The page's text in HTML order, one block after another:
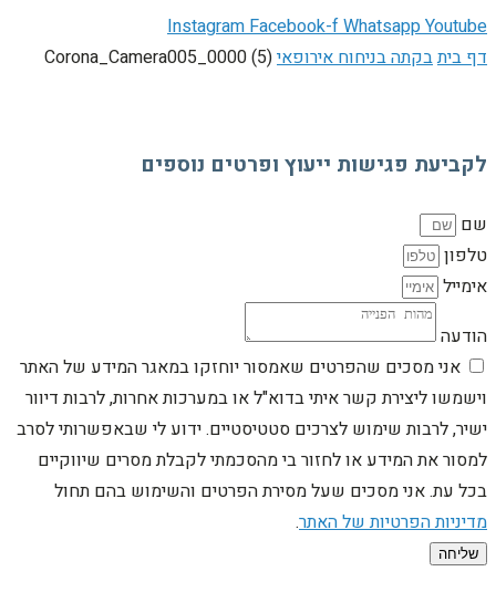
InstagramFacebook-fWhatsappYoutube
דף ביתבקתה בניחוח אירופאיCorona_Camera005_0000 (5)
לקביעת פגישות ייעוץ ופרטים נוספים
שם
טלפון
אימייל
הודעה
אני מסכים שהפרטים שאמסור יוחזקו במאגר המידע של האתר
וישמשו ליצירת קשר איתי בדוא"ל או במערכות אחרות, לרבות דיוור
ישיר, לרבות שימוש לצרכים סטטיסטיים. ידוע לי שבאפשרותי לסרב
למסור את המידע או לחזור בי מהסכמתי לקבלת מסרים שיווקיים
בכל עת. אני מסכים שעל מסירת הפרטים והשימוש בהם תחול
מדיניות הפרטיות של האתר.
שליחה